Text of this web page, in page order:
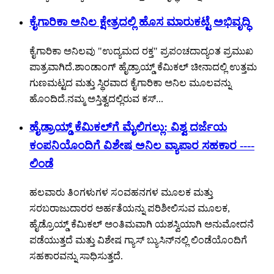
ಕೈಗಾರಿಕಾ ಅನಿಲ ಕ್ಷೇತ್ರದಲ್ಲಿ ಹೊಸ ಮಾರುಕಟ್ಟೆ ಅಭಿವೃದ್ಧಿ
ಕೈಗಾರಿಕಾ ಅನಿಲವು "ಉದ್ಯಮದ ರಕ್ತ" ಪ್ರಪಂಚದಾದ್ಯಂತ ಪ್ರಮುಖ
ಪಾತ್ರವಾಗಿದೆ.ಶಾಂಡಾಂಗ್ ಹೈಡ್ರಾಯ್ಡ್ ಕೆಮಿಕಲ್ ಚೀನಾದಲ್ಲಿ ಉತ್ತಮ
ಗುಣಮಟ್ಟದ ಮತ್ತು ಸ್ಥಿರವಾದ ಕೈಗಾರಿಕಾ ಅನಿಲ ಮೂಲವನ್ನು
ಹೊಂದಿದೆ.ನಮ್ಮ ಅಸ್ತಿತ್ವದಲ್ಲಿರುವ ಕಸ್...
ಹೈಡ್ರಾಯ್ಡ್ ಕೆಮಿಕಲ್‌ಗೆ ಮೈಲಿಗಲ್ಲು: ವಿಶ್ವ ದರ್ಜೆಯ
ಕಂಪನಿಯೊಂದಿಗೆ ವಿಶೇಷ ಅನಿಲ ವ್ಯಾಪಾರ ಸಹಕಾರ ----
ಲಿಂಡೆ
ಹಲವಾರು ತಿಂಗಳುಗಳ ಸಂವಹನಗಳ ಮೂಲಕ ಮತ್ತು
ಸರಬರಾಜುದಾರರ ಅರ್ಹತೆಯನ್ನು ಪರಿಶೀಲಿಸುವ ಮೂಲಕ,
ಹೈಡ್ರೊಯ್ಡ್ ಕೆಮಿಕಲ್ ಅಂತಿಮವಾಗಿ ಯಶಸ್ವಿಯಾಗಿ ಅನುಮೋದನೆ
ಪಡೆಯುತ್ತದೆ ಮತ್ತು ವಿಶೇಷ ಗ್ಯಾಸ್ ಬ್ಯುಸಿನ್‌ನಲ್ಲಿ ಲಿಂಡೆಯೊಂದಿಗೆ
ಸಹಕಾರವನ್ನು ಸಾಧಿಸುತ್ತದೆ.